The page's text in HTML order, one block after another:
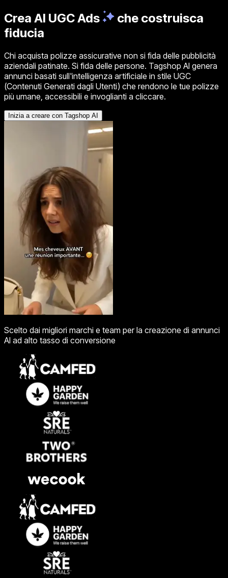
Crea AI UGC Ads
che costruisca
fiducia
Chi acquista polizze assicurative non si fida delle pubblicità
aziendali patinate. Si fida delle persone. Tagshop AI genera
annunci basati sull'intelligenza artificiale in stile UGC
(Contenuti Generati dagli Utenti) che rendono le tue polizze
più umane, accessibili e invoglianti a cliccare.
Inizia a creare con Tagshop AI
Scelto dai migliori marchi e team per la creazione di annunci
AI ad alto tasso di conversione